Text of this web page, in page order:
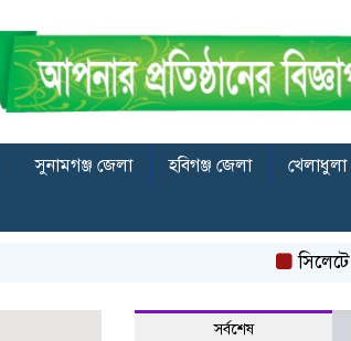
সুনামগঞ্জ জেলা হবিগঞ্জ জেলা খেলাধুলা
সিলেটে
সর্বশেষ